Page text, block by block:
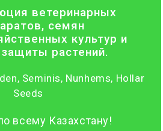
ветеринарных
семян
культур и
растений.
Seminis, Nunhems, Hollar
Seeds
всему Казахстану!